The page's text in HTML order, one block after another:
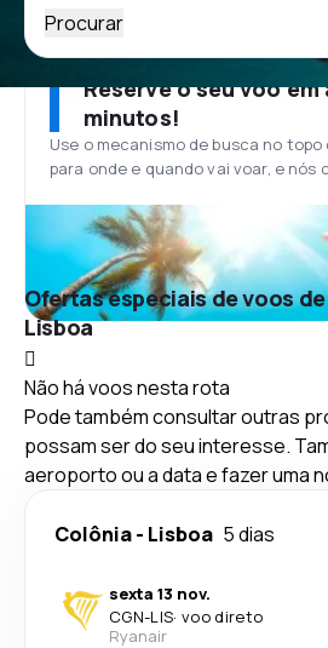
Procurar
Reserve o seu voo
minutos!
Use o mecanismo de busca no topo
para onde e quando vai voar, e nós
Ofertas especiais de voos
Lisboa
Não há voos nesta rota
Pode também consultar outras
possam ser do seu interesse.
aeroporto ou a data e fazer uma
Colônia- Lisboa 5 dias
sexta 13 nov.
CGN-LIS· voo direto
Ryanair